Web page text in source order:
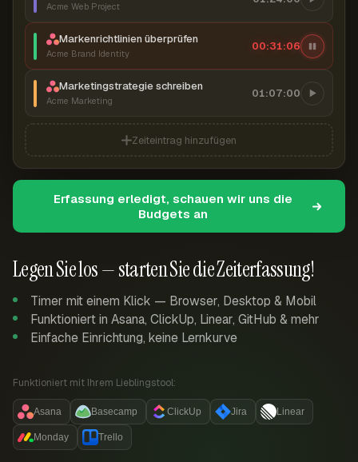
Legen Sie los — starten Sie die Zeiterfassung!
Timer mit einem Klick — Browser, Desktop & Mobil
Funktioniert in Asana, ClickUp, Linear, GitHub & mehr
Einfache Einrichtung, keine Lernkurve
Funktioniert mit Ihrem Lieblingstool:
Asana Basecamp ClickUp Jira Linear
Monday Trello
Acme Web Project
Markenrichtlinien überprüfen
Acme Brand Identity
00:31:06
Marketingstrategie schreiben
Acme Marketing
01:07:00
Zeiteintrag hinzufügen
Erfassung erledigt, schauen wir uns die
Budgets an